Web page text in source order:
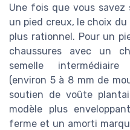
Une fois que vous
un pied creux, le choix
plus rationnel. Pour un
chaussures avec un
semelle intermédiaire
(environ 5 à 8 mm de
soutien de voûte
modèle plus
ferme et un amorti